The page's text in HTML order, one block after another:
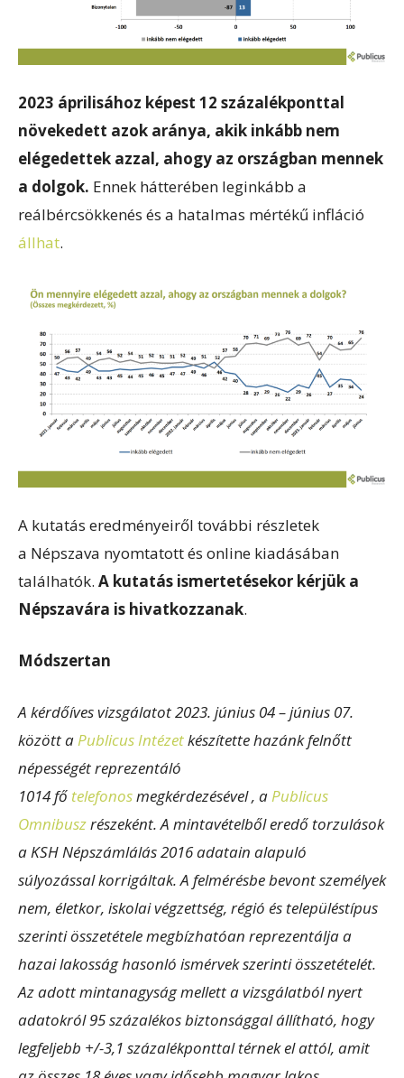
2023 áprilisához képest 12 százalékponttal
növekedett azok aránya, akik inkább nem
elégedettek azzal, ahogy az országban mennek
a dolgok. Ennek hátterében leginkább a
reálbércsökkenés és a hatalmas mértékű infláció
állhat.
A kutatás eredményeiről további részletek
a Népszava nyomtatott és online kiadásában
találhatók. A kutatás ismertetésekor kérjük a
Népszavára is hivatkozzanak.
Módszertan
A kérdőíves vizsgálatot 2023. június 04 – június 07.
között a Publicus Intézetkészítette hazánk felnőtt
népességét reprezentáló
1014 fő telefonosmegkérdezésével , a Publicus
Omnibuszrészeként. A mintavételből eredő torzulások
a KSH Népszámlálás 2016 adatain alapuló
súlyozással korrigáltak. A felmérésbe bevont személyek
nem, életkor, iskolai végzettség, régió és településtípus
szerinti összetétele megbízhatóan reprezentálja a
hazai lakosság hasonló ismérvek szerinti összetételét.
Az adott mintanagyság mellett a vizsgálatból nyert
adatokról 95 százalékos biztonsággal állítható, hogy
legfeljebb +/-3,1 százalékponttal térnek el attól, amit